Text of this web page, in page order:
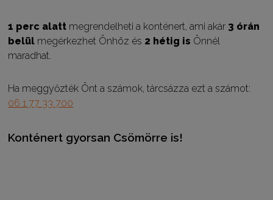
1 perc alatt megrendelheti a konténert, ami akár 3 órán
belül megérkezhet Önhöz és 2 hétig is Önnél
maradhat.
Ha meggyőzték Önt a számok, tárcsázza ezt a számot:
06 1 77 33 700
Konténert gyorsan Csömörre is!